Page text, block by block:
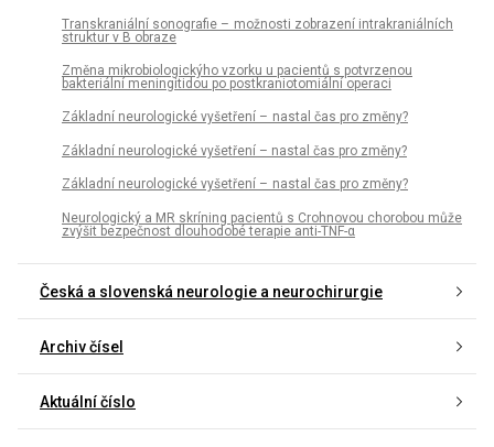
Transkraniální sonografie – možnosti zobrazení intrakraniálních
struktur v B obraze
Změna mikrobiologickýho vzorku u pacientů s potvrzenou
bakteriální meningitidou po postkraniotomiální operaci
Základní neurologické vyšetření – nastal čas pro změny?
Základní neurologické vyšetření – nastal čas pro změny?
Základní neurologické vyšetření – nastal čas pro změny?
Neurologický a MR skríning pacientů s Crohnovou chorobou může
zvýšit bezpečnost dlouhodobé terapie anti-TNF-α
Česká a slovenská neurologie a neurochirurgie
Archiv čísel
Aktuální číslo